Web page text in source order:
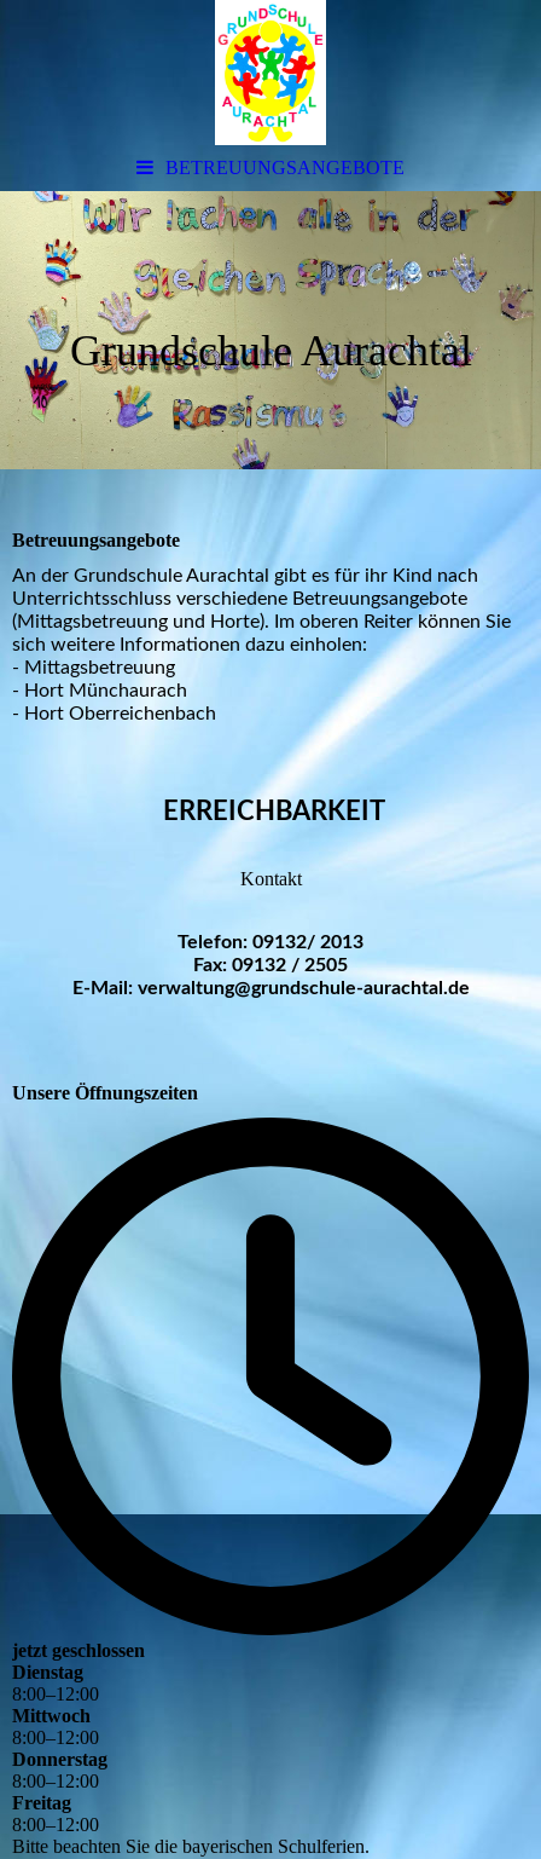
BETREUUNGSANGEBOTE
Grundschule Aurachtal
Betreuungsangebote
An der Grundschule Aurachtal gibt es für ihr Kind nach
Unterrichtsschluss verschiedene Betreuungsangebote
(Mittagsbetreuung und Horte). Im oberen Reiter können Sie
sich weitere Informationen dazu einholen:
- Mittagsbetreuung
- Hort Münchaurach
- Hort Oberreichenbach
ERREICHBARKEIT
Kontakt
Telefon: 09132/ 2013
Fax: 09132 / 2505
E-Mail: verwaltung@grundschule-aurachtal.de
Unsere Öffnungszeiten
jetzt geschlossen
Dienstag
8:00–12:00
Mittwoch
8:00–12:00
Donnerstag
8:00–12:00
Freitag
8:00–12:00
Bitte beachten Sie die bayerischen Schulferien.